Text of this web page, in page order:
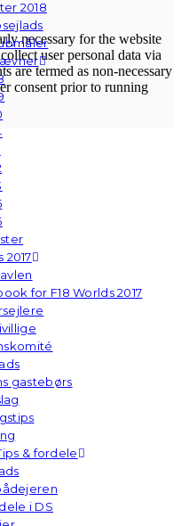
2018
2017
for F18 Worlds 2017
gastebørs
& fordele
i DS
necessary for the website
user personal data via
are termed as non-necessary
consent prior to running